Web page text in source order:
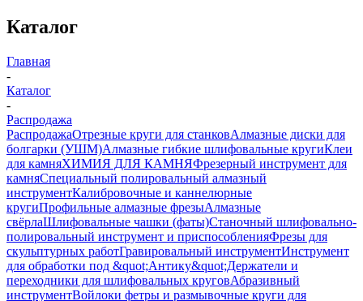
Каталог
Главная
-
Каталог
-
Распродажа
РаспродажаОтрезные круги для станковАлмазные диски для
болгарки (УШМ)Алмазные гибкие шлифовальные кругиКлеи
для камняХИМИЯ ДЛЯ КАМНЯФрезерный инструмент для
камняСпециальный полировальный алмазный
инструментКалибровочные и каннелюрные
кругиПрофильные алмазные фрезыАлмазные
свёрлаШлифовальные чашки (фаты)Станочный шлифовально-
полировальный инструмент и приспособленияФрезы для
скульптурных работГравировальный инструментИнструмент
для обработки под &quot;Антику&quot;Держатели и
переходники для шлифовальных круговАбразивный
инструментВойлоки фетры и размывочные круги для